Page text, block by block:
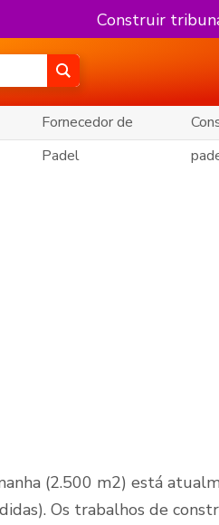
Construir
Fornecedor de
Padel
(2.500 m2) está
Os trabalhos de